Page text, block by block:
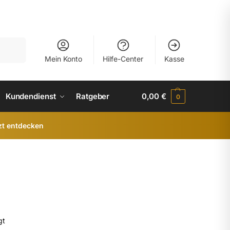
Mein Konto Hilfe-Center Kasse
Kundendienst Ratgeber 0,00€ 0
entdecken